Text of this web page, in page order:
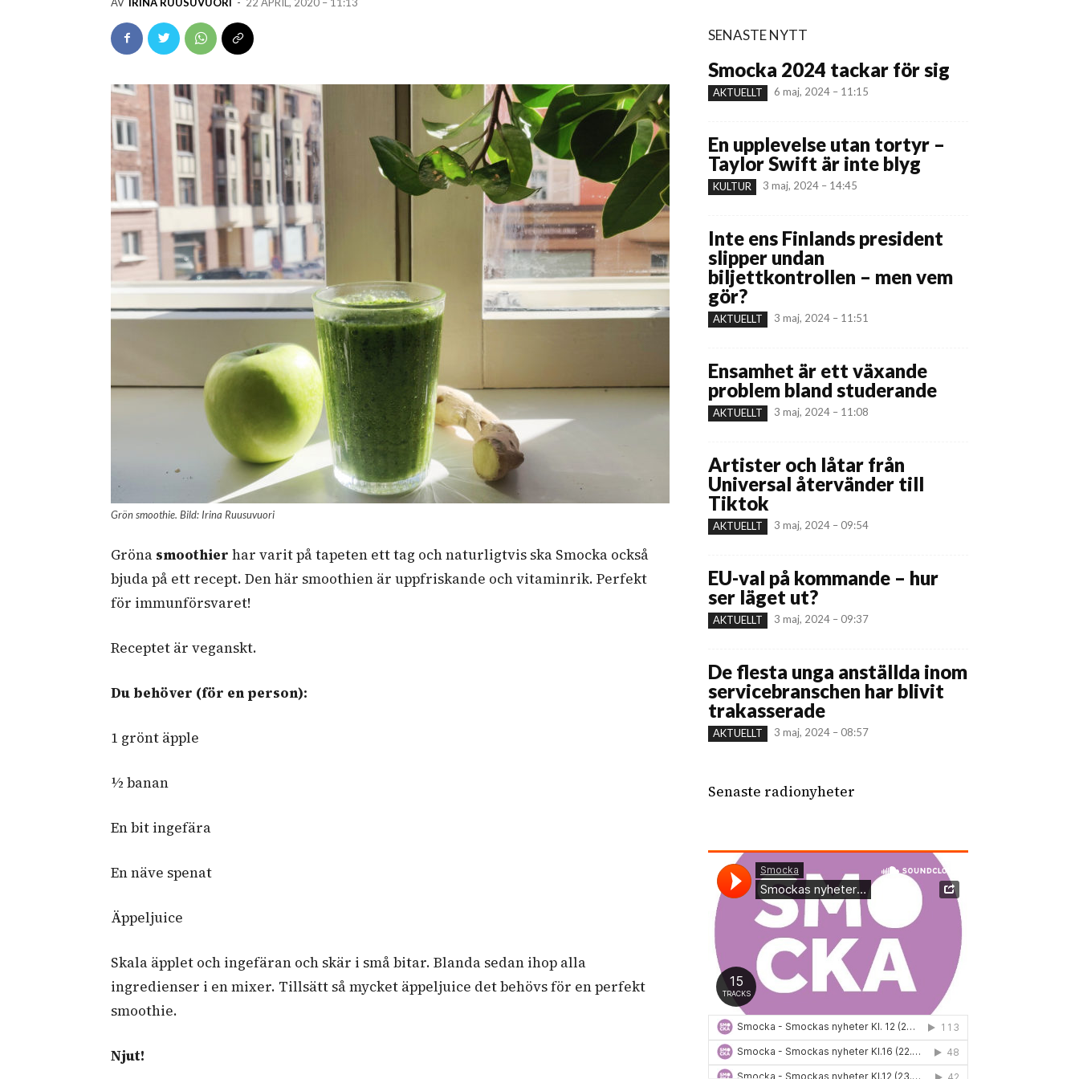
Grön smoothie. Bild: Irina Ruusuvuori
Gröna smoothier har varit på tapeten ett tag och naturligtvis ska Smocka också
bjuda på ett recept. Den här smoothien är uppfriskande och vitaminrik. Perfekt
för immunförsvaret!
Receptet är veganskt.
Du behöver (för en person):
1 grönt äpple
½ banan
En bit ingefära
En näve spenat
Äppeljuice
Skala äpplet och ingefäran och skär i små bitar. Blanda sedan ihop alla
ingredienser i en mixer. Tillsätt så mycket äppeljuice det behövs för en perfekt
smoothie.
Njut!
SENASTE NYTT
Smocka 2024 tackar för sig
AKTUELLT 6 maj, 2024 – 11:15
En upplevelse utan tortyr –
Taylor Swift är inte blyg
KULTUR 3 maj, 2024 – 14:45
Inte ens Finlands president
slipper undan
biljettkontrollen – men vem
gör?
AKTUELLT 3 maj, 2024 – 11:51
Ensamhet är ett växande
problem bland studerande
AKTUELLT 3 maj, 2024 – 11:08
Artister och låtar från
Universal återvänder till
Tiktok
AKTUELLT 3 maj, 2024 – 09:54
EU-val på kommande – hur
ser läget ut?
AKTUELLT 3 maj, 2024 – 09:37
De flesta unga anställda inom
servicebranschen har blivit
trakasserade
AKTUELLT 3 maj, 2024 – 08:57
Senaste radionyheter